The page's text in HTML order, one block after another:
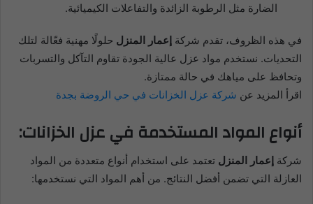
الضارة مثل الرطوبة الزائدة والتفاعلات الكيميائية.
في هذه الظروف، تقدم شركة إعمار المنزل حلولًا مهنية فعّالة لتلك
التحديات. نستخدم مواد عزل عالية الجودة تقاوم التآكل والتسربات
وتحافظ على مياهك في حالة ممتازة.
اقرأ المزيد عن شركة عزل الخزانات في حي الروضة بجدة
أنواع المواد المستخدمة في عزل الخزانات:
شركة إعمار المنزل تعتمد على استخدام أنواع متعددة من المواد
العازلة التي تضمن أفضل النتائج. من أهم المواد التي نستخدمها: